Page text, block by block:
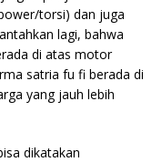
torsi) dan juga
lagi, bahwa
di atas motor
satria fu fi berada di
yang jauh lebih
dikatakan